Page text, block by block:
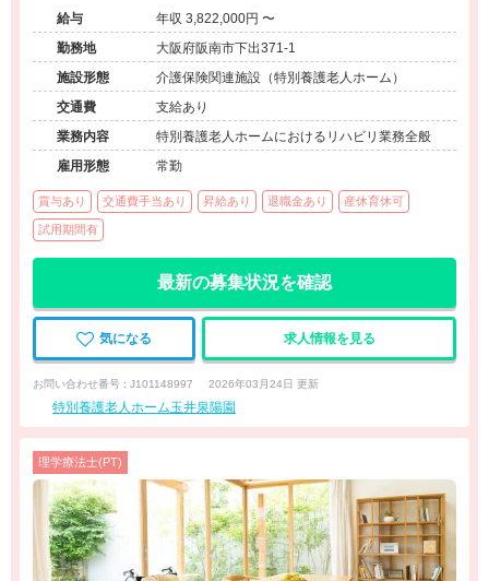
給与
年収 3,822,000円 〜
勤務地
大阪府阪南市下出371-1
施設形態
介護保険関連施設（特別養護老人ホーム）
交通費
支給あり
業務内容
特別養護老人ホームにおけるリハビリ業務全般
雇用形態
常勤
賞与あり 交通費手当あり 昇給あり 退職金あり 産休育休可
試用期間有
最新の募集状況を確認
気になる 求人情報を見る
お問い合わせ番号 : J101148997 2026年03月24日 更新
特別養護老人ホーム玉井泉陽園
理学療法士(PT)